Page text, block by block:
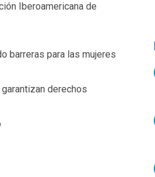
Iberoamericana de
barreras para las mujeres
derechos